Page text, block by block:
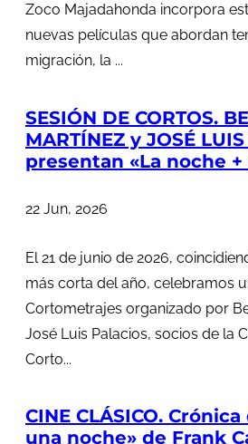
Zoco Majadahonda incorpora
nuevas películas que abordan
migración, la ...
SESIÓN DE CORTOS.
MARTÍNEZ y JOSÉ
presentan «La noche
22 Jun, 2026
El 21 de junio de 2026,
más corta del año, celebramos
Cortometrajes organizado por
José Luis Palacios, socios de la
Corto...
CINE CLÁSICO.
una noche» de Frank